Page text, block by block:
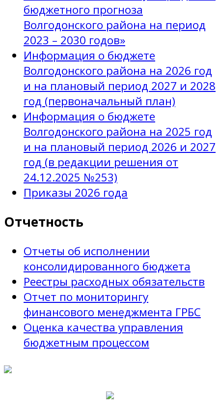
бюджетного прогноза
Волгодонского района на период
2023 – 2030 годов»
Информация о бюджете
Волгодонского района на 2026 год
и на плановый период 2027 и 2028
год (первоначальный план)
Информация о бюджете
Волгодонского района на 2025 год
и на плановый период 2026 и 2027
год (в редакции решения от
24.12.2025 №253)
Приказы 2026 года
Отчетность
Отчеты об исполнении
консолидированного бюджета
Реестры расходных обязательств
Отчет по мониторингу
финансового менеджмента ГРБС
Оценка качества управления
бюджетным процессом